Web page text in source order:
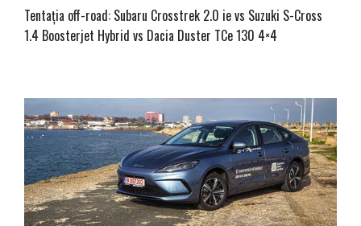
Tentația off-road: Subaru Crosstrek 2.0 ie vs Suzuki S-Cross
1.4 Boosterjet Hybrid vs Dacia Duster TCe 130 4×4